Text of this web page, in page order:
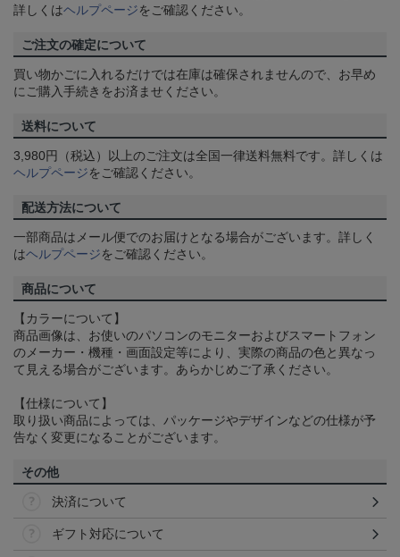
詳しくはヘルプページをご確認ください。
ご注文の確定について
買い物かごに入れるだけでは在庫は確保されませんので、お早め
にご購入手続きをお済ませください。
送料について
3,980円（税込）以上のご注文は全国一律送料無料です。詳しくは
ヘルプページをご確認ください。
配送方法について
一部商品はメール便でのお届けとなる場合がございます。詳しく
はヘルプページをご確認ください。
商品について
【カラーについて】
商品画像は、お使いのパソコンのモニターおよびスマートフォン
のメーカー・機種・画面設定等により、実際の商品の色と異なっ
て見える場合がございます。あらかじめご了承ください。
【仕様について】
取り扱い商品によっては、パッケージやデザインなどの仕様が予
告なく変更になることがございます。
その他
決済について
ギフト対応について